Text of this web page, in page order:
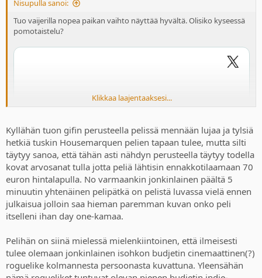
Nisupulla sanoi:
Tuo vaijerilla nopea paikan vaihto näyttää hyvältä. Olisiko kyseessä
pomotaistelu?
Klikkaa laajentaaksesi...
Kyllähän tuon gifin perusteella pelissä mennään lujaa ja tylsiä
hetkiä tuskin Housemarquen pelien tapaan tulee, mutta silti
täytyy sanoa, että tähän asti nähdyn perusteella täytyy todella
kovat arvosanat tulla jotta peliä lähtisin ennakkotilaamaan 70
euron hintalapulla. No varmaankin jonkinlainen päältä 5
minuutin yhtenäinen pelipätkä on pelistä luvassa vielä ennen
julkaisua jolloin saa hieman paremman kuvan onko peli
itselleni ihan day one-kamaa.
Pelihän on siinä mielessä mielenkiintoinen, että ilmeisesti
tulee olemaan jonkinlainen isohkon budjetin cinemaattinen(?)
roguelike kolmannesta persoonasta kuvattuna. Yleensähän